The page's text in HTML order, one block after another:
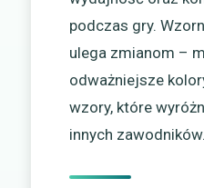
podczas gry.
ulega zmianom –
odważniejsze
wzory, które
innych zawodników.